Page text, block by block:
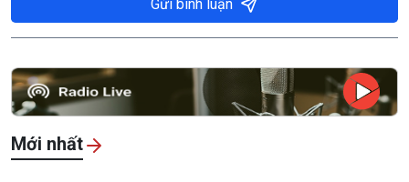
Gửi bình luận
Mới nhất